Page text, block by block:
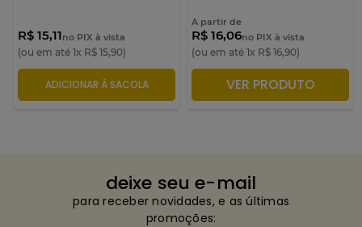
R$ 15,11no PIX à vista
(ou em até 1x R$ 15,90)
ADICIONAR À SACOLA
A partir de
R$ 16,06no PIX à vista
(ou em até 1x R$ 16,90)
ADICIONAR À SACOLA
VER PRODUTO
deixe seu e-mail
para receber novidades, e as últimas
promoções: